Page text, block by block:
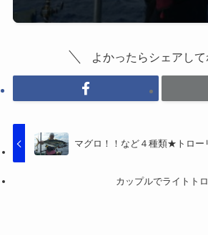
よかったらシェアして
マグロ！！など４種類★トロー
カップルでライトト